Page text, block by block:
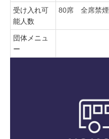
受け入れ可
能人数
80席 全席禁煙
団体メニュ
ー